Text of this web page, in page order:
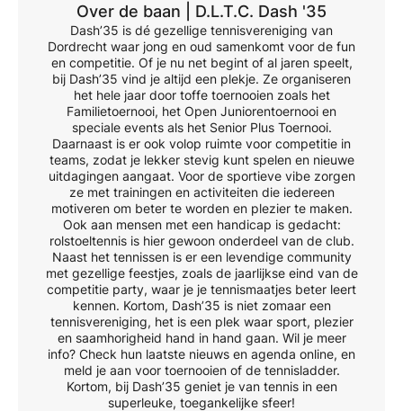
Over de baan | D.L.T.C. Dash '35
Dash’35 is dé gezellige tennisvereniging van
Dordrecht waar jong en oud samenkomt voor de fun
en competitie. Of je nu net begint of al jaren speelt,
bij Dash’35 vind je altijd een plekje. Ze organiseren
het hele jaar door toffe toernooien zoals het
Familietoernooi, het Open Juniorentoernooi en
speciale events als het Senior Plus Toernooi.
Daarnaast is er ook volop ruimte voor competitie in
teams, zodat je lekker stevig kunt spelen en nieuwe
uitdagingen aangaat. Voor de sportieve vibe zorgen
ze met trainingen en activiteiten die iedereen
motiveren om beter te worden en plezier te maken.
Ook aan mensen met een handicap is gedacht:
rolstoeltennis is hier gewoon onderdeel van de club.
Naast het tennissen is er een levendige community
met gezellige feestjes, zoals de jaarlijkse eind van de
competitie party, waar je je tennismaatjes beter leert
kennen. Kortom, Dash’35 is niet zomaar een
tennisvereniging, het is een plek waar sport, plezier
en saamhorigheid hand in hand gaan. Wil je meer
info? Check hun laatste nieuws en agenda online, en
meld je aan voor toernooien of de tennisladder.
Kortom, bij Dash’35 geniet je van tennis in een
superleuke, toegankelijke sfeer!